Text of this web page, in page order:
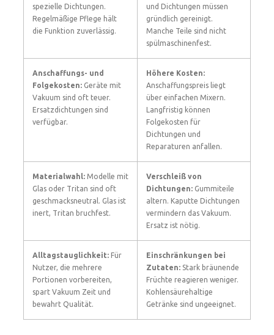
spezielle Dichtungen.
Regelmäßige Pflege hält
die Funktion zuverlässig.
und Dichtungen müssen
gründlich gereinigt.
Manche Teile sind nicht
spülmaschinenfest.
Anschaffungs- und
Folgekosten: Geräte mit
Vakuum sind oft teuer.
Ersatzdichtungen sind
verfügbar.
Höhere Kosten:
Anschaffungspreis liegt
über einfachen Mixern.
Langfristig können
Folgekosten für
Dichtungen und
Reparaturen anfallen.
Materialwahl: Modelle mit
Glas oder Tritan sind oft
geschmacksneutral. Glas ist
inert, Tritan bruchfest.
Verschleiß von
Dichtungen: Gummiteile
altern. Kaputte Dichtungen
vermindern das Vakuum.
Ersatz ist nötig.
Alltagstauglichkeit: Für
Nutzer, die mehrere
Portionen vorbereiten,
spart Vakuum Zeit und
bewahrt Qualität.
Einschränkungen bei
Zutaten: Stark bräunende
Früchte reagieren weniger.
Kohlensäurehaltige
Getränke sind ungeeignet.